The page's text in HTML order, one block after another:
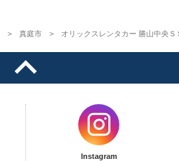
真庭市 オリックスレンタカー 勝山中央Ｓ
Instagram